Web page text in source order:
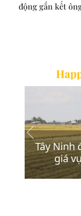
động gắn kết